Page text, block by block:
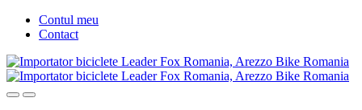
Skip
Skip
Contul meu
Contact